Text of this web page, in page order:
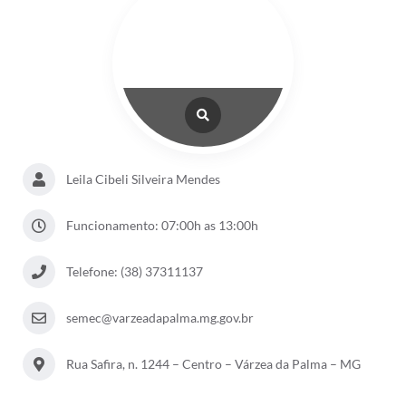
Patrimônio Cultural
Editais
A Prefeitura
Leila Cibeli Silveira Mendes
Funcionamento: 07:00h as 13:00h
Telefone: (38) 37311137
semec@varzeadapalma.mg.gov.br
Rua Safira, n. 1244 – Centro – Várzea da Palma – MG